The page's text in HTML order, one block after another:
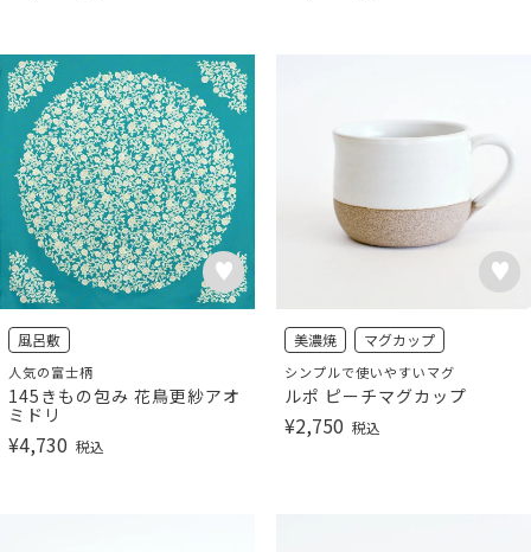
風呂敷
人気の富士柄
145きもの包み 花鳥更紗アオ
ミドリ
¥4,730 税込
美濃焼 マグカップ
シンプルで使いやすいマグ
ルポ ピーチマグカップ
¥2,750 税込